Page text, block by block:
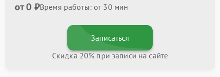
от 0 ₽Время работы: от 30 мин
Записаться
Скидка 20% при записи на сайте